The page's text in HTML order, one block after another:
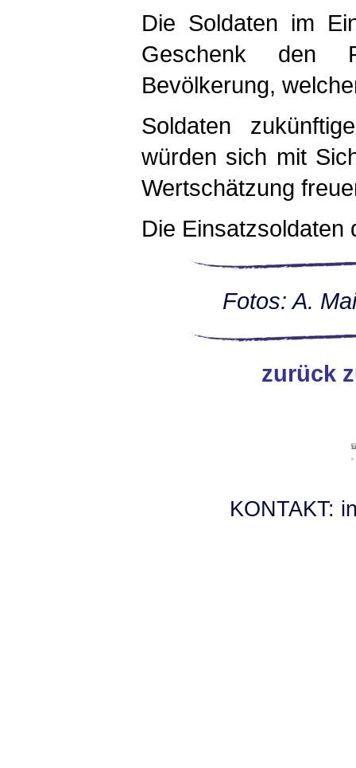
Die Soldaten im
Geschenk den
Bevölkerung,
Soldaten
würden sich mit
Wertschätzung
Die Einsatzsoldaten
Fotos: A.
zurück
KONTAKT: